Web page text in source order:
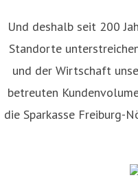
Und deshalb seit 200
Standorte
und der Wirtschaft
betreuten
die Sparkasse Freiburg-